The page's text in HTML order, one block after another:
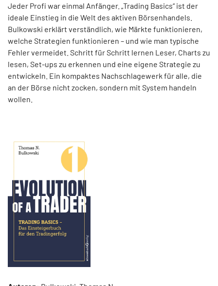
Jeder Profi war einmal Anfänger. „Trading Basics“ ist der
ideale Einstieg in die Welt des aktiven Börsenhandels.
Bulkowski erklärt verständlich, wie Märkte funktionieren,
welche Strategien funktionieren – und wie man typische
Fehler vermeidet. Schritt für Schritt lernen Leser, Charts zu
lesen, Set-ups zu erkennen und eine eigene Strategie zu
entwickeln. Ein kompaktes Nachschlagewerk für alle, die
an der Börse nicht zocken, sondern mit System handeln
wollen.